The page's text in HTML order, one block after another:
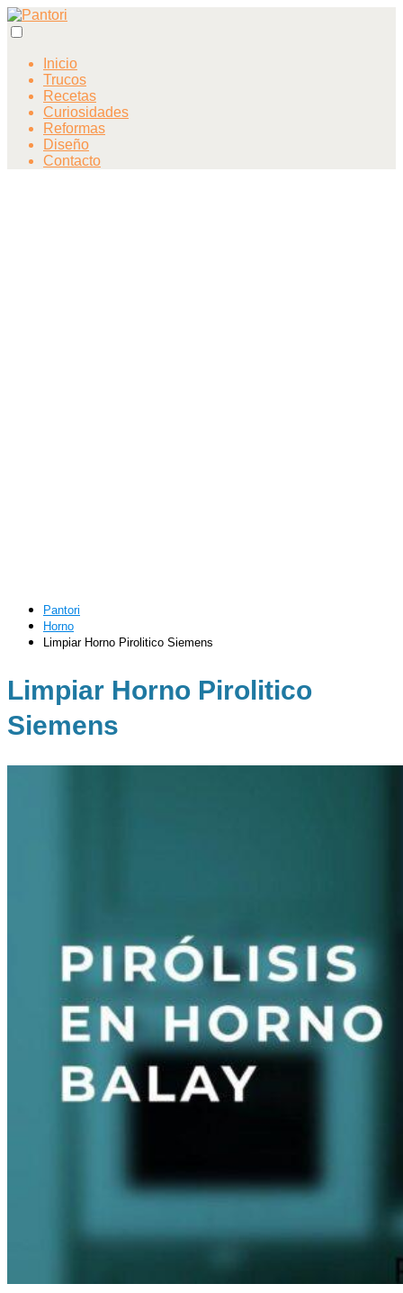
Inicio
Trucos
Recetas
Curiosidades
Reformas
Diseño
Contacto
Pantori
Horno
Limpiar Horno Pirolitico Siemens
Limpiar Horno Pirolitico
Siemens